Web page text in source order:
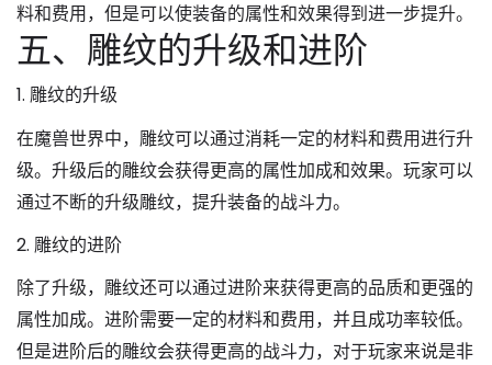
料和费用，但是可以使装备的属性和效果得到进一步提升。
五、雕纹的升级和进阶
1. 雕纹的升级
在魔兽世界中，雕纹可以通过消耗一定的材料和费用进行升
级。升级后的雕纹会获得更高的属性加成和效果。玩家可以
通过不断的升级雕纹，提升装备的战斗力。
2. 雕纹的进阶
除了升级，雕纹还可以通过进阶来获得更高的品质和更强的
属性加成。进阶需要一定的材料和费用，并且成功率较低。
但是进阶后的雕纹会获得更高的战斗力，对于玩家来说是非